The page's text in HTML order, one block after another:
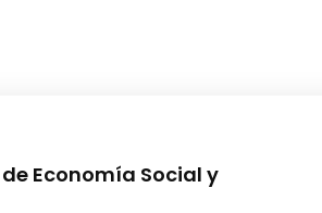
Economía Social y